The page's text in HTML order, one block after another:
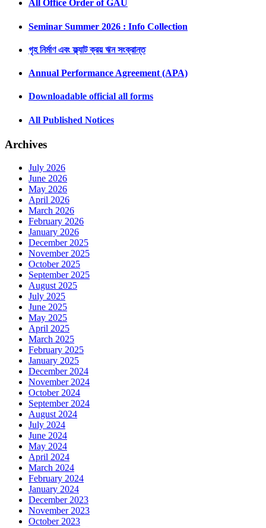
All Office Order of GAU
Seminar Summer 2026 : Info Collection
গৃহ নির্মাণ এবং ফ্ল্যাট ক্রয় ঋন সংক্রান্ত
Annual Performance Agreement (APA)
Downloadable official all forms
All Published Notices
Archives
July 2026
June 2026
May 2026
April 2026
March 2026
February 2026
January 2026
December 2025
November 2025
October 2025
September 2025
August 2025
July 2025
June 2025
May 2025
April 2025
March 2025
February 2025
January 2025
December 2024
November 2024
October 2024
September 2024
August 2024
July 2024
June 2024
May 2024
April 2024
March 2024
February 2024
January 2024
December 2023
November 2023
October 2023